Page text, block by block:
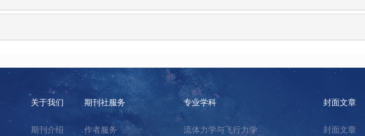
关于我们
期刊介绍
期刊社服务
作者服务
专业学科
流体力学与飞行力学
封面文章
封面文章